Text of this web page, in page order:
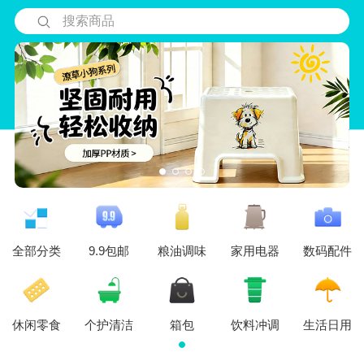
搜索商品
全部分类 9.9包邮 粮油调味 家用电器 数码配件
休闲零食 个护清洁 箱包 饮料冲调 生活日用